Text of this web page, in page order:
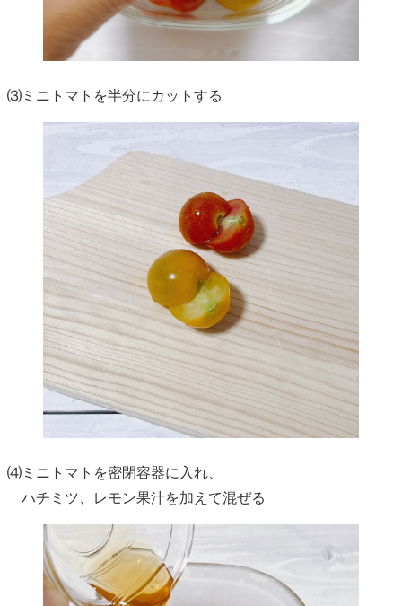
⑶ミニトマトを半分にカットする
⑷ミニトマトを密閉容器に入れ、
ハチミツ、レモン果汁を加えて混ぜる